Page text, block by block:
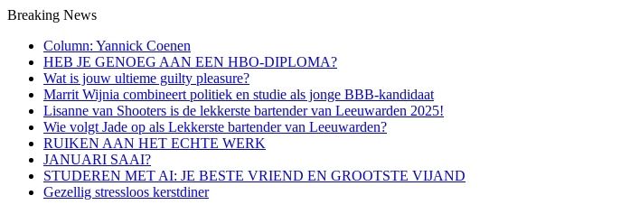
Breaking News
Column: Yannick Coenen
HEB JE GENOEG AAN EEN HBO-DIPLOMA?
Wat is jouw ultieme guilty pleasure?
Marrit Wijnia combineert politiek en studie als jonge BBB‑kandidaat
Lisanne van Shooters is de lekkerste bartender van Leeuwarden 2025!
Wie volgt Jade op als Lekkerste bartender van Leeuwarden?
RUIKEN AAN HET ECHTE WERK
JANUARI SAAI?
STUDEREN MET AI: JE BESTE VRIEND EN GROOTSTE VIJAND
Gezellig stressloos kerstdiner